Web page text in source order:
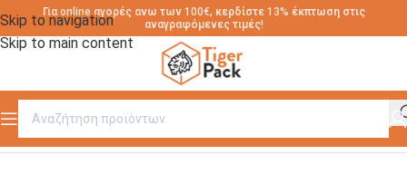
Skip to navigation
Skip to main content
Για online αγορές ανω των 100€, κερδίστε 13% έκπτωση στις
αναγραφόμενες τιμές!
Αρχική σελίδα / χωρίς-κατηγορία